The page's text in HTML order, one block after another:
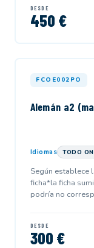
DESDE
450 €
FCOE002PO
Alemán a2
Idiomas TODO
Según establece
ficha*la ficha
podría no
DESDE
300 €